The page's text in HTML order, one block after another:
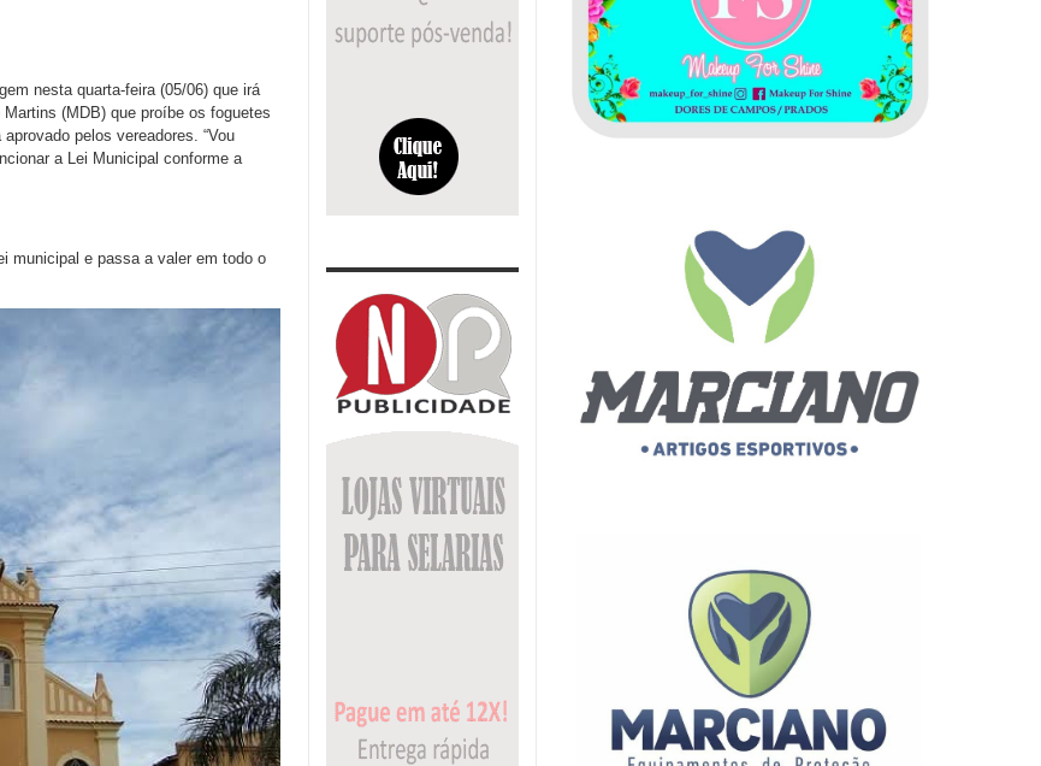
nesta quarta-feira (05/06) que irá
(MDB) que proíbe os foguetes
pelos vereadores. “Vou
a Lei Municipal conforme a
municipal e passa a valer em todo o